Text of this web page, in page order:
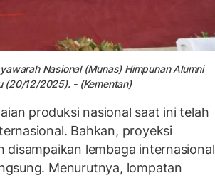
Nasional (Munas) Himpunan Alumni
(20/12/2025). - (Kementan)
produksi nasional saat ini telah
Bahkan, proyeksi
disampaikan lembaga internasional
Menurutnya, lompatan